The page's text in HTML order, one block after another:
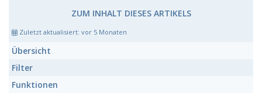
ZUM INHALT DIESES ARTIKELS
Zuletzt aktualisiert: vor 5 Monaten
Übersicht
Filter
Funktionen